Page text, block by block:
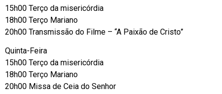
15h00 Terço da misericórdia
18h00 Terço Mariano
20h00 Transmissão do Filme – “A Paixão de Cristo”
Quinta-Feira
15h00 Terço da misericórdia
18h00 Terço Mariano
20h00 Missa de Ceia do Senhor